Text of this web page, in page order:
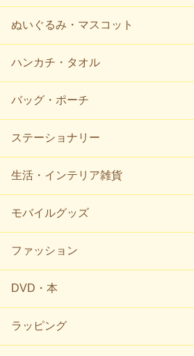
ぬいぐるみ・マスコット
ハンカチ・タオル
バッグ・ポーチ
ステーショナリー
生活・インテリア雑貨
モバイルグッズ
ファッション
DVD・本
ラッピング